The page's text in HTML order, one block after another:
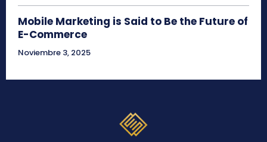
Mobile Marketing is Said to Be the Future of
E-Commerce
Noviembre 3, 2025